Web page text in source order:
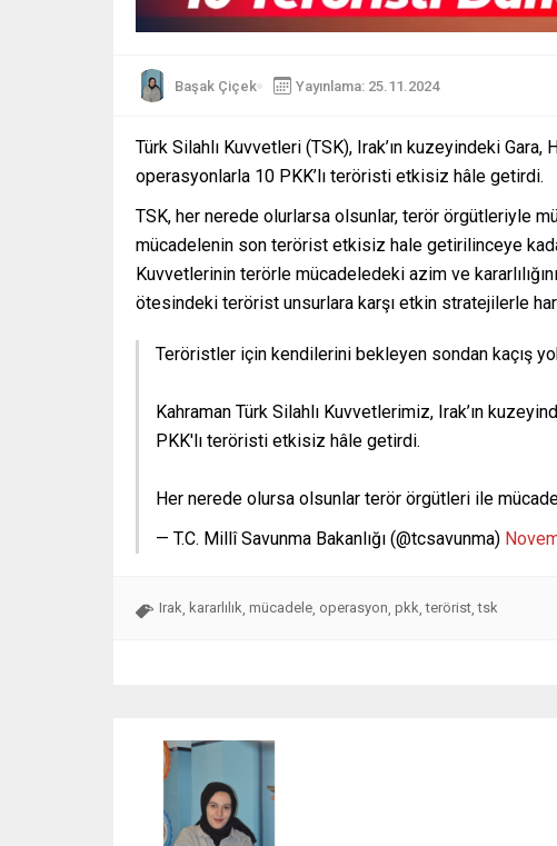
Başak Çiçek Yayınlama: 25.11.2024
Türk Silahlı Kuvvetleri (TSK), Irak’ın kuzeyindeki
operasyonlarla 10 PKK’lı teröristi etkisiz hâle getirdi.
TSK, her nerede olurlarsa olsunlar, terör örgütleriyle
mücadelenin son terörist etkisiz hale getirilinceye
Kuvvetlerinin terörle mücadeledeki azim ve
ötesindeki terörist unsurlara karşı etkin stratejilerle
Teröristler için kendilerini bekleyen sondan kaçış
Kahraman Türk Silahlı Kuvvetlerimiz, Irak’ın
PKK'lı teröristi etkisiz hâle getirdi.
Her nerede olursa olsunlar terör örgütleri ile
— T.C. Millî Savunma Bakanlığı (@tcsavunma)
Irak, kararlılık, mücadele, operasyon, pkk,terörist,tsk